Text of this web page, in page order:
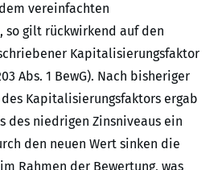
vereinfachten
so gilt rückwirkend auf den
Kapitalisierungsfaktor
Abs. 1 BewG). Nach bisheriger
Kapitalisierungsfaktors ergab
des niedrigen Zinsniveaus ein
den neuen Wert sinken die
Rahmen der Bewertung, was